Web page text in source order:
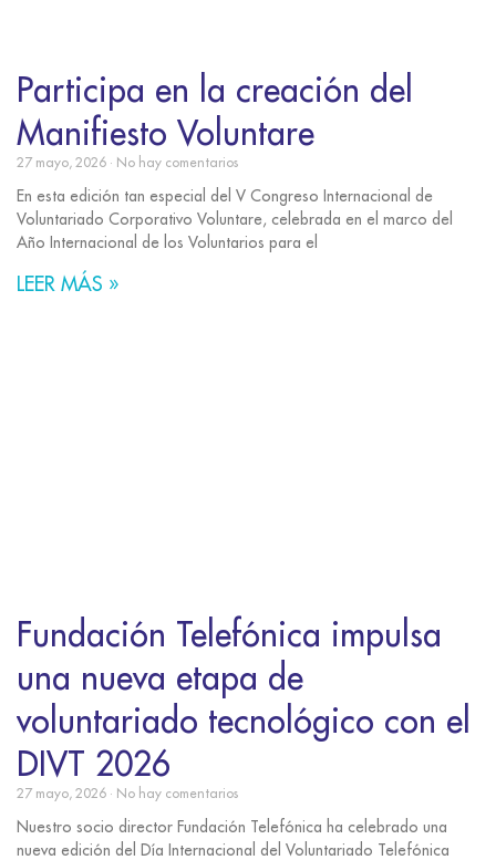
Participa en la creación del
Manifiesto Voluntare
27 mayo, 2026 No hay comentarios
En esta edición tan especial del V Congreso Internacional de
Voluntariado Corporativo Voluntare, celebrada en el marco del
Año Internacional de los Voluntarios para el
LEER MÁS »
Fundación Telefónica impulsa
una nueva etapa de
voluntariado tecnológico con el
DIVT 2026
27 mayo, 2026 No hay comentarios
Nuestro socio director Fundación Telefónica ha celebrado una
nueva edición del Día Internacional del Voluntariado Telefónica